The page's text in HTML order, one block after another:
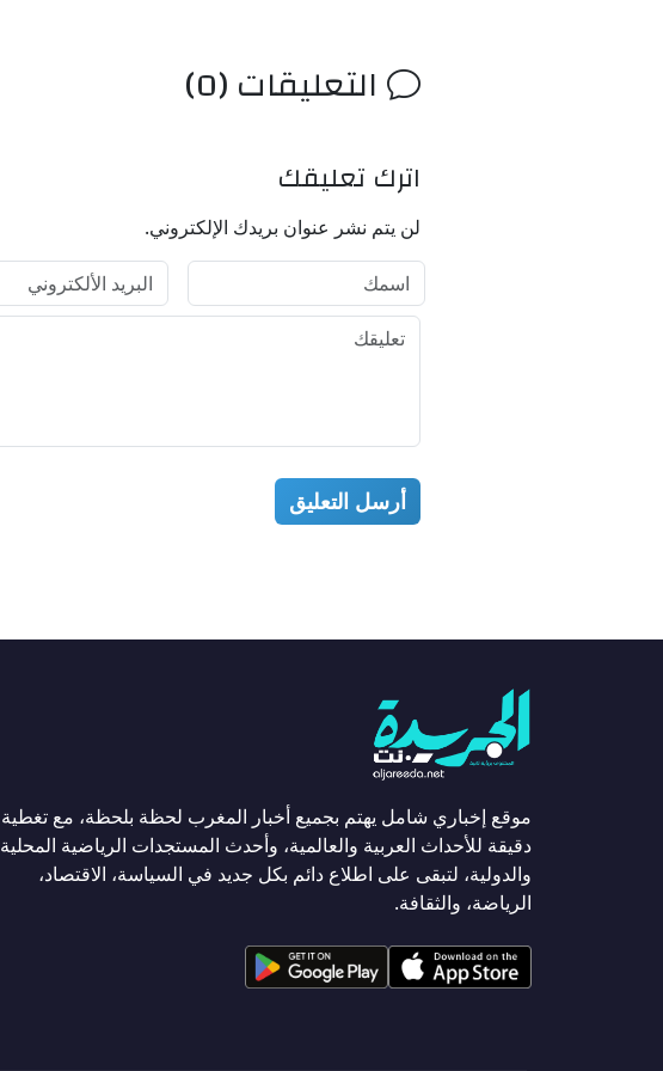
التعليقات (0)
اترك تعليقك
لن يتم نشر عنوان بريدك الإلكتروني.
أرسل التعليق
موقع إخباري شامل يهتم بجميع أخبار المغرب لحظة بلحظة، مع تغطية
دقيقة للأحداث العربية والعالمية، وأحدث المستجدات الرياضية المحلية
والدولية، لتبقى على اطلاع دائم بكل جديد في السياسة، الاقتصاد،
الرياضة، والثقافة.